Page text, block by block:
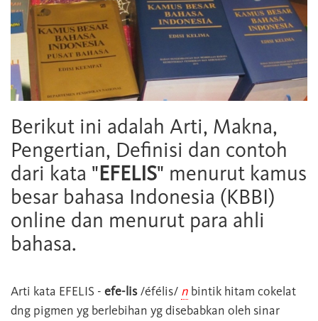
Berikut ini adalah Arti, Makna,
Pengertian, Definisi dan contoh
dari kata "EFELIS" menurut kamus
besar bahasa Indonesia (KBBI)
online dan menurut para ahli
bahasa.
Arti kata EFELIS - efe-lis/éfélis/ n bintik hitam cokelat
dng pigmen yg berlebihan yg disebabkan oleh sinar